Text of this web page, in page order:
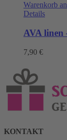
Warenkorb
Details
AVA
7,90 €
KONTAKT